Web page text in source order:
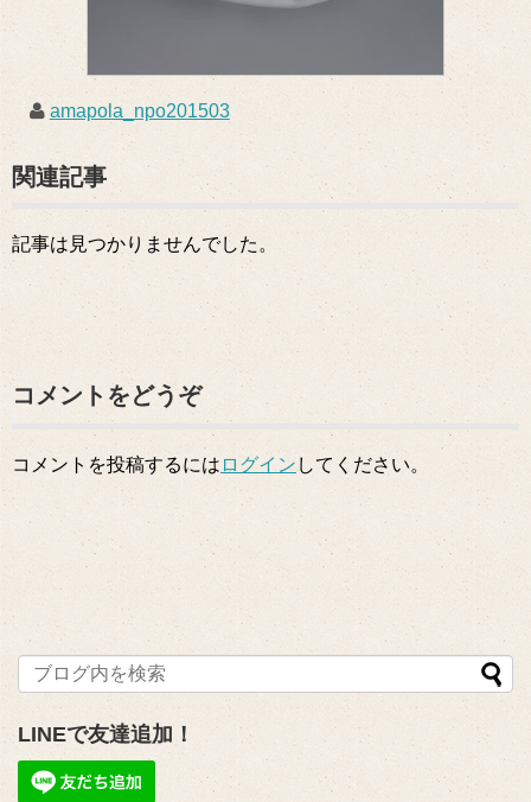
amapola_npo201503
関連記事
記事は見つかりませんでした。
コメントをどうぞ
コメントを投稿するには ログイン してください。
LINEで友達追加！